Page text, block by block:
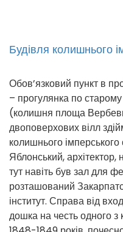
Будівля колишнього
Обов’язковий пункт в
– прогулянка по
(колишня площа
двоповерхових вілл
колишнього
Яблонський,
тут навіть був зал для
розташований
інститут. Справа від
дошка на честь одного з